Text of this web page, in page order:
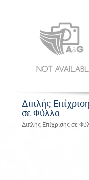
Διπλής
σε Φύλλα
Διπλής Επίχρισης σε